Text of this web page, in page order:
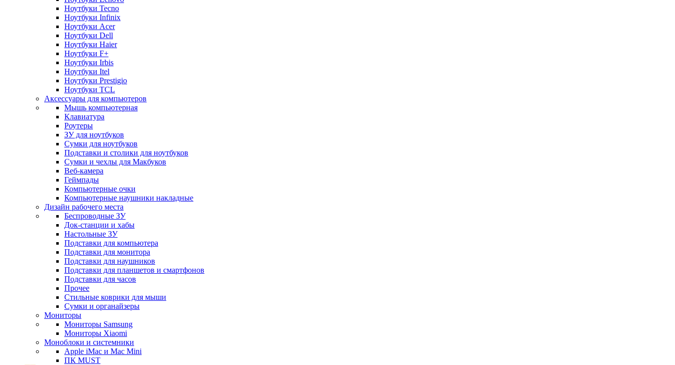
Ноутбуки Tecno
Ноутбуки Infinix
Ноутбуки Acer
Ноутбуки Dell
Ноутбуки Haier
Ноутбуки F+
Ноутбуки Irbis
Ноутбуки Itel
Ноутбуки Prestigio
Ноутбуки TCL
Аксессуары для компьютеров
Мышь компьютерная
Клавиатура
Роутеры
ЗУ для ноутбуков
Сумки для ноутбуков
Подставки и столики для ноутбуков
Сумки и чехлы для Макбуков
Веб-камера
Геймпады
Компьютерные очки
Компьютерные наушники накладные
Дизайн рабочего места
Беспроводные ЗУ
Док-станции и хабы
Настольные ЗУ
Подставки для компьютера
Подставки для монитора
Подставки для наушников
Подставки для планшетов и смартфонов
Подставки для часов
Прочее
Стильные коврики для мыши
Сумки и органайзеры
Мониторы
Мониторы Samsung
Мониторы Xiaomi
Моноблоки и системники
Apple iMac и Mac Mini
ПК MUST